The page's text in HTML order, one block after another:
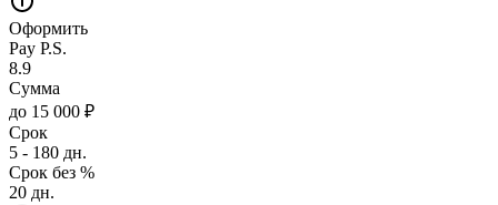
Оформить
Pay P.S.
8.9
Сумма
до 15 000 ₽
Срок
5 - 180 дн.
Срок без %
20 дн.